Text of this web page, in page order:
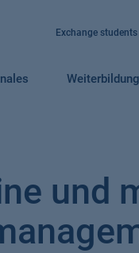
Exchange students
Weiterbildung
und